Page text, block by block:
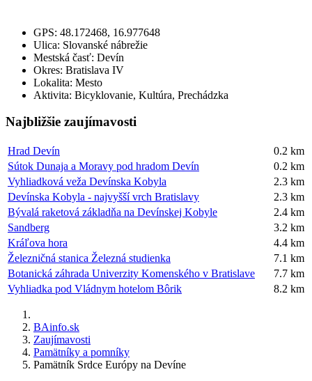
GPS: 48.172468, 16.977648
Ulica: Slovanské nábrežie
Mestská časť: Devín
Okres: Bratislava IV
Lokalita: Mesto
Aktivita: Bicyklovanie, Kultúra, Prechádzka
Najbližšie zaujímavosti
Hrad Devín
0.2 km
Sútok Dunaja a Moravy pod hradom Devín
0.2 km
Vyhliadková veža Devínska Kobyla
2.3 km
Devínska Kobyla - najvyšší vrch Bratislavy
2.3 km
Bývalá raketová základňa na Devínskej Kobyle
2.4 km
Sandberg
3.2 km
Kráľova hora
4.4 km
Železničná stanica Železná studienka
7.1 km
Botanická záhrada Univerzity Komenského v Bratislave
7.7 km
Vyhliadka pod Vládnym hotelom Bôrik
8.2 km
BAinfo.sk
Zaujímavosti
Pamätníky a pomníky
Pamätník Srdce Európy na Devíne